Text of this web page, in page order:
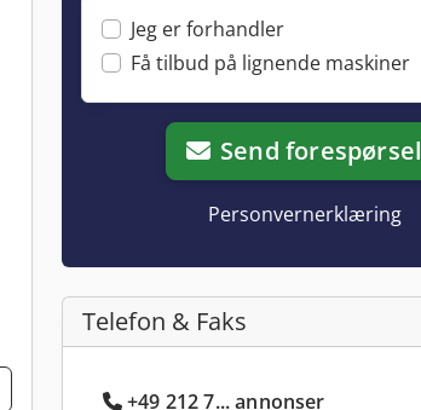
Jeg er forhandler
Få tilbud på lignende maskiner
Send forespørsel
Personvernerklæring
Telefon & Faks
+49 212 7... annonser